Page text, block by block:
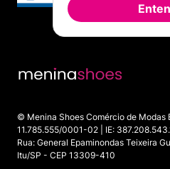
© Menina Shoes Comércio de Modas
11.785.555/0001-02 | IE:
Rua: General Epaminondas Teixeira
Itu/SP - CEP 13309-410